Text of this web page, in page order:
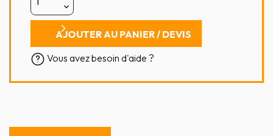
AJOUTER AU PANIER / DEVIS
Vous avez besoin d'aide ?